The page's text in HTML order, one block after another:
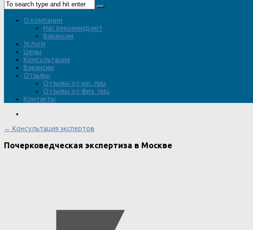
О компании
Нас рекомендуют
Вакансии
Услуги
Цены
Консультация
Вакансии
Отзывы
Отзывы от юр. лиц
Отзывы от физ. лиц
Контакты
← Консультация экспертов
Почерковедческая экспертиза в Москве